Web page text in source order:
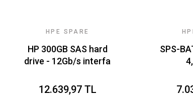
HPE SPARE
HP 300GB SAS hard
drive - 12Gb/s interfa
12.639,97 TL
SPS-